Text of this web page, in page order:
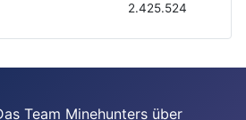
2.425.524
Team Minehunters über